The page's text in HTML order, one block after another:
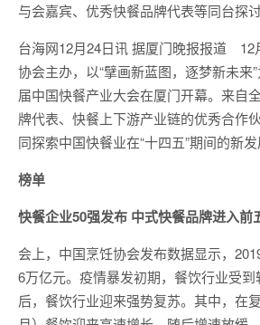
与会嘉宾、优秀快餐品牌代表等同台探讨
台海网12月24日讯 据厦门晚报报道 12
协会主办，以“擘画新蓝图，逐梦新未来
届中国快餐产业大会在厦门开幕。来自
牌代表、快餐上下游产业链的优秀合作
同探索中国快餐业在“十四五”期间的新发
榜单
快餐企业50强发布 中式快餐品牌进入前
会上，中国烹饪协会发布数据显示，
6万亿元。疫情暴发初期，餐饮行业受
后，餐饮行业迎来强势复苏。其中，在